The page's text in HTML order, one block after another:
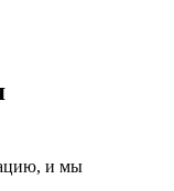
и мы